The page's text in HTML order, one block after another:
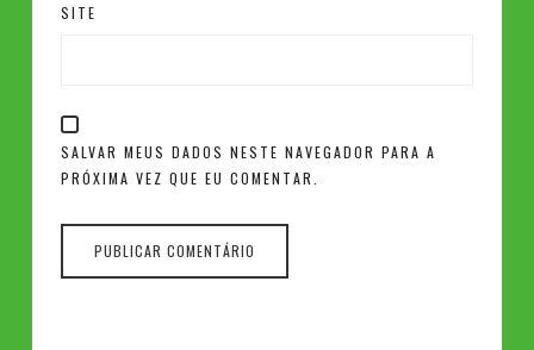
SITE
SALVAR MEUS DADOS NESTE NAVEGADOR PARA A
PRÓXIMA VEZ QUE EU COMENTAR.